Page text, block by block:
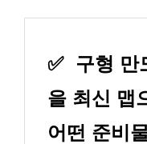
✅
구형 만
을 최신 맵
어떤 준비